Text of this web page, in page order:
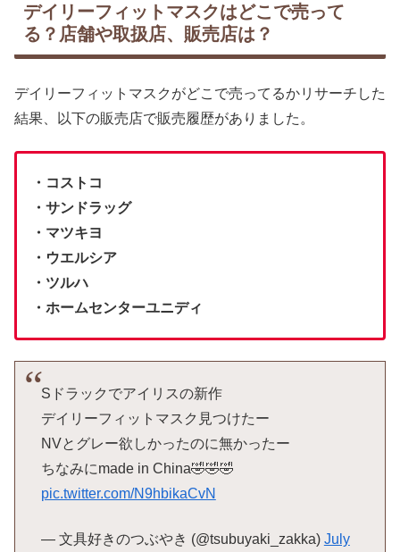
デイリーフィットマスクはどこで売って
る？店舗や取扱店、販売店は？
デイリーフィットマスクがどこで売ってるかリサーチした
結果、以下の販売店で販売履歴がありました。
・コストコ
・サンドラッグ
・マツキヨ
・ウエルシア
・ツルハ
・ホームセンターユニディ
Sドラックでアイリスの新作
デイリーフィットマスク見つけたー
NVとグレー欲しかったのに無かったー
ちなみにmade in China🤣🤣🤣
pic.twitter.com/N9hbikaCvN
— 文具好きのつぶやき (@tsubuyaki_zakka) July